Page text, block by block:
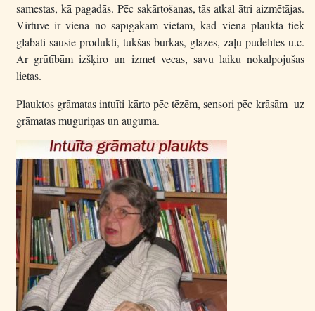
samestas, kā pagadās. Pēc sakārtošanas, tās atkal ātri aizmētājas.
Virtuve ir viena no sāpīgākām vietām, kad vienā plauktā tiek
glabāti sausie produkti, tukšas burkas, glāzes, zāļu pudelītes u.c.
Ar grūtībām izšķiro un izmet vecas, savu laiku nokalpojušas
lietas.
Plauktos grāmatas intuīti kārto pēc tēzēm, sensori pēc krāsām uz
grāmatas muguriņas un auguma.